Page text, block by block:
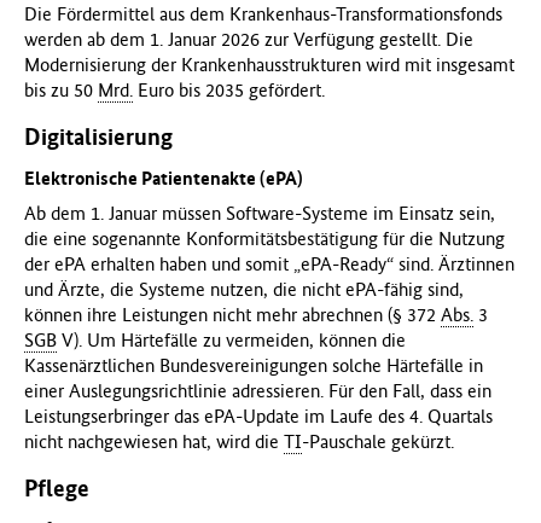
Die Fördermittel aus dem Krankenhaus-Transformationsfonds
werden ab dem 1. Januar 2026 zur Verfügung gestellt. Die
Modernisierung der Krankenhausstrukturen wird mit insgesamt
bis zu 50 Mrd. Euro bis 2035 gefördert.
Digitalisierung
Elektronische Patientenakte (ePA)
Ab dem 1. Januar müssen Software-Systeme im Einsatz sein,
die eine sogenannte Konformitätsbestätigung für die Nutzung
der ePA erhalten haben und somit „ePA-Ready“ sind. Ärztinnen
und Ärzte, die Systeme nutzen, die nicht ePA-fähig sind,
können ihre Leistungen nicht mehr abrechnen (§ 372 Abs. 3
SGB V). Um Härtefälle zu vermeiden, können die
Kassenärztlichen Bundesvereinigungen solche Härtefälle in
einer Auslegungsrichtlinie adressieren. Für den Fall, dass ein
Leistungserbringer das ePA-Update im Laufe des 4. Quartals
nicht nachgewiesen hat, wird die TI-Pauschale gekürzt.
Pflege